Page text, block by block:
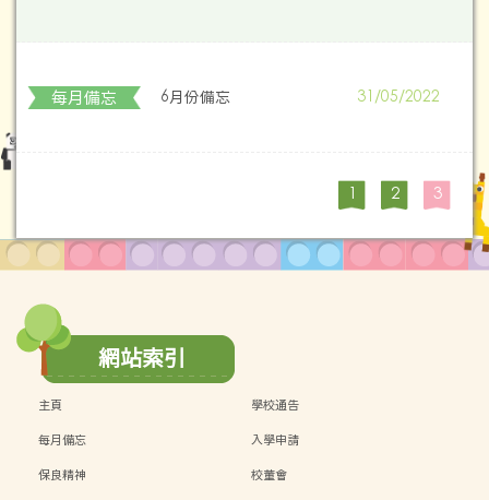
每月備忘 6月份備忘 31/05/2022
1 2 3
網站索引
主頁
學校通告
每月備忘
入學申請
保良精神
校董會